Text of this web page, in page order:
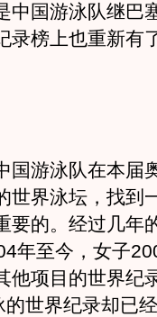
中国游泳队继巴
录榜上也重新有
游泳队在本届
世界泳坛，找到
要的。经过几年
年至今，女子
他项目的世界纪
世界纪录却已